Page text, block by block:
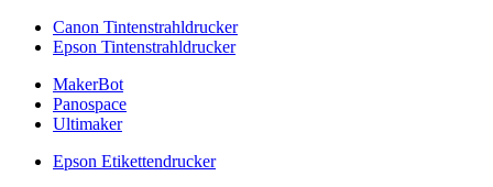
Canon Tintenstrahldrucker
Epson Tintenstrahldrucker
MakerBot
Panospace
Ultimaker
Epson Etikettendrucker